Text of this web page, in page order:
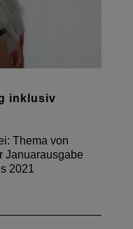
inklusiv
Thema von
Januarausgabe
2021